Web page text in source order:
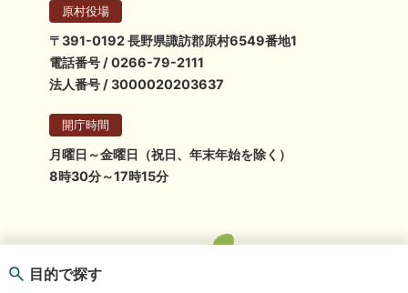
目的で探す
原村役場
〒391-0192 長野県諏訪郡原村6549番地1
電話番号 / 0266-79-2111
法人番号 / 3000020203637
開庁時間
月曜日～金曜日（祝日、年末年始を除く）
8時30分～17時15分